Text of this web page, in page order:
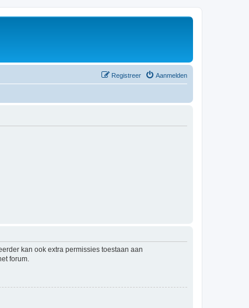
Aanmelden
Registreer
kan ook extra permissies toestaan aan
forum.